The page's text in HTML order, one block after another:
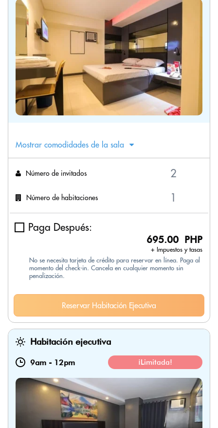
Mostrar comodidades de la sala
Número de invitados
Número de habitaciones
Paga Después:
695.00 PHP
+ Impuestos y tasas
No se necesita tarjeta de crédito para reservar en línea. Paga al
momento del check-in. Cancela en cualquier momento sin
penalización.
Reservar Habitación Ejecutiva
Habitación ejecutiva
9am - 12pm ¡Limitada!